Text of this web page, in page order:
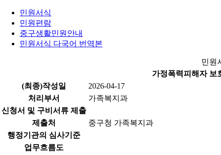
민원서식
민원편람
중구생활민원안내
민원서식 다국어 번역본
민원
가정폭력피해자 보
(최종)작성일
2026-04-17
처리부서
가족복지과
신청서 및 구비서류 제출
제출처
중구청 가족복지과
행정기관의 심사기준
업무흐름도